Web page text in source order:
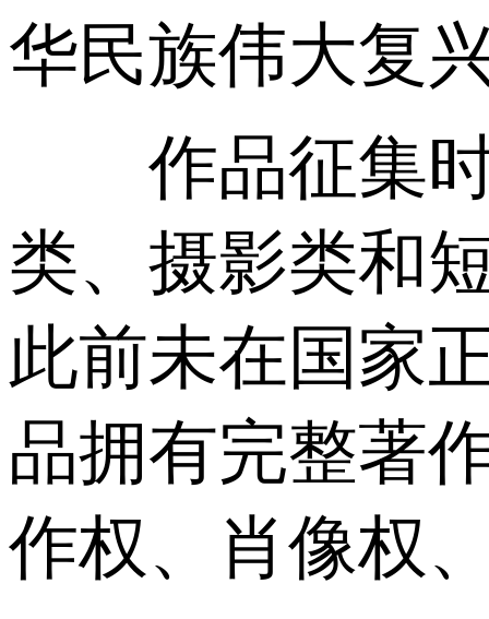
华民族伟大复
作品征集时
类、摄影类和
此前未在国家
品拥有完整著
作权、肖像权